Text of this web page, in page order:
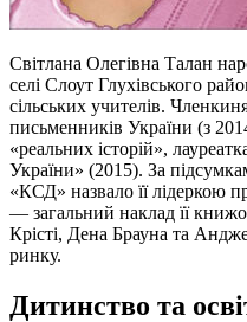
Світлана Олегівна Талан
селі Слоут Глухівського
сільських учителів.
письменників України (з
«реальних історій»,
України» (2015). За
«КСД» назвало її лідеркою
— загальний наклад її
Крісті, Дена Брауна та
ринку.
Дитинство та